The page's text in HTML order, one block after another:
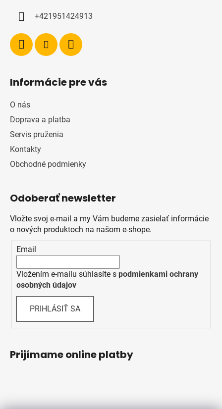
+421951424913
Informácie pre vás
O nás
Doprava a platba
Servis pruženia
Kontakty
Obchodné podmienky
Odoberať newsletter
Vložte svoj e-mail a my Vám budeme zasielať informácie
o nových produktoch na našom e-shope.
Email
Vložením e-mailu súhlasíte s podmienkami ochrany
osobných údajov
PRIHLÁSIŤ SA
Prijímame online platby